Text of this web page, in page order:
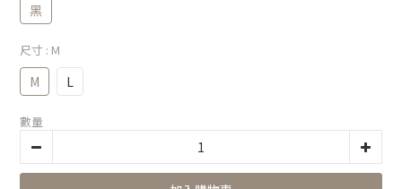
黑
尺寸 : M
M L
數量